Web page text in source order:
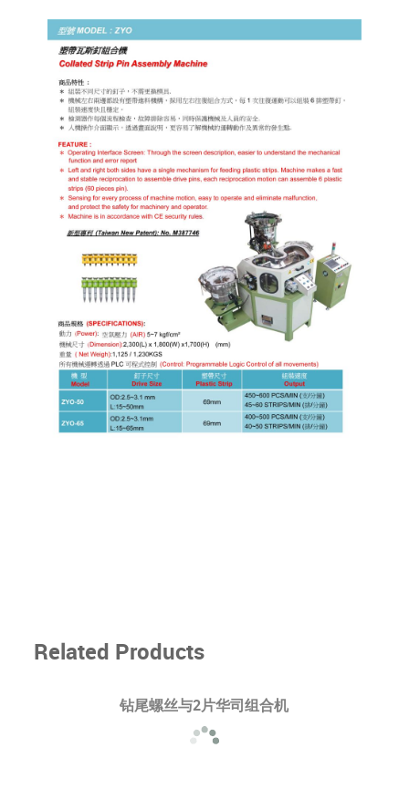
Related Products
钻尾螺丝与2片华司组合机